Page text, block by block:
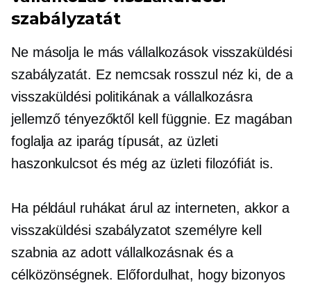
szabályzatát
Ne másolja le más vállalkozások visszaküldési
szabályzatát. Ez nemcsak rosszul néz ki, de a
visszaküldési politikának a vállalkozásra
jellemző tényezőktől kell függnie. Ez magában
foglalja az iparág típusát, az üzleti
haszonkulcsot és még az üzleti filozófiát is.
Ha például ruhákat árul az interneten, akkor a
visszaküldési szabályzatot személyre kell
szabnia az adott vállalkozásnak és a
célközönségnek. Előfordulhat, hogy bizonyos